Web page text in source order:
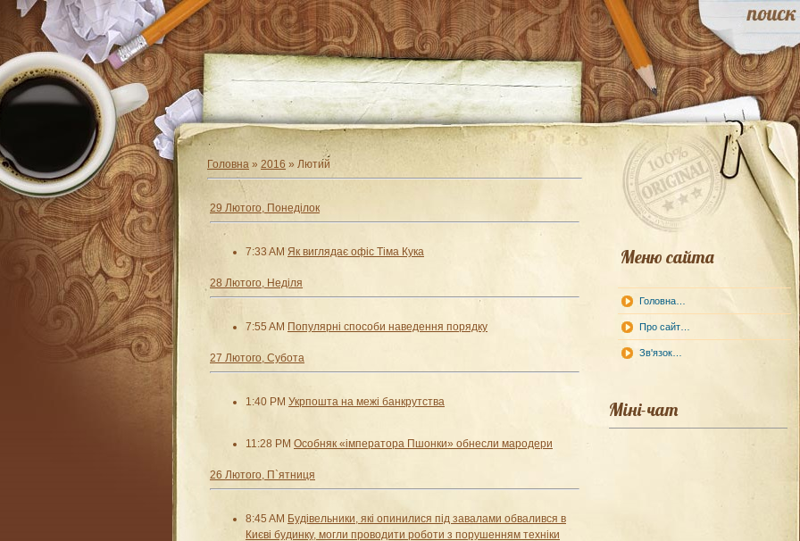
Головна » 2016 » Лютий
29 Лютого, Понеділок
7:33 AM Як виглядає офіс Тіма Кука
28 Лютого, Неділя
7:55 AM Популярні способи наведення порядку
27 Лютого, Субота
1:40 PM Укрпошта на межі банкрутства
11:28 PM Особняк «імператора Пшонки» обнесли мародери
26 Лютого, П`ятниця
8:45 AM Будівельники, які опинилися під завалами обвалився в
Києві будинку, могли проводити роботи з порушенням техніки
Меню сайта
Головна…
Про сайт…
Зв'язок…
Міні-чат